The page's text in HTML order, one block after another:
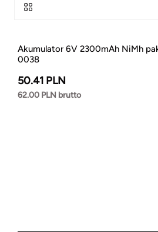
Akumulator 6V 2300mAh NiMh
0038
50.41 PLN
62.00 PLN brutto